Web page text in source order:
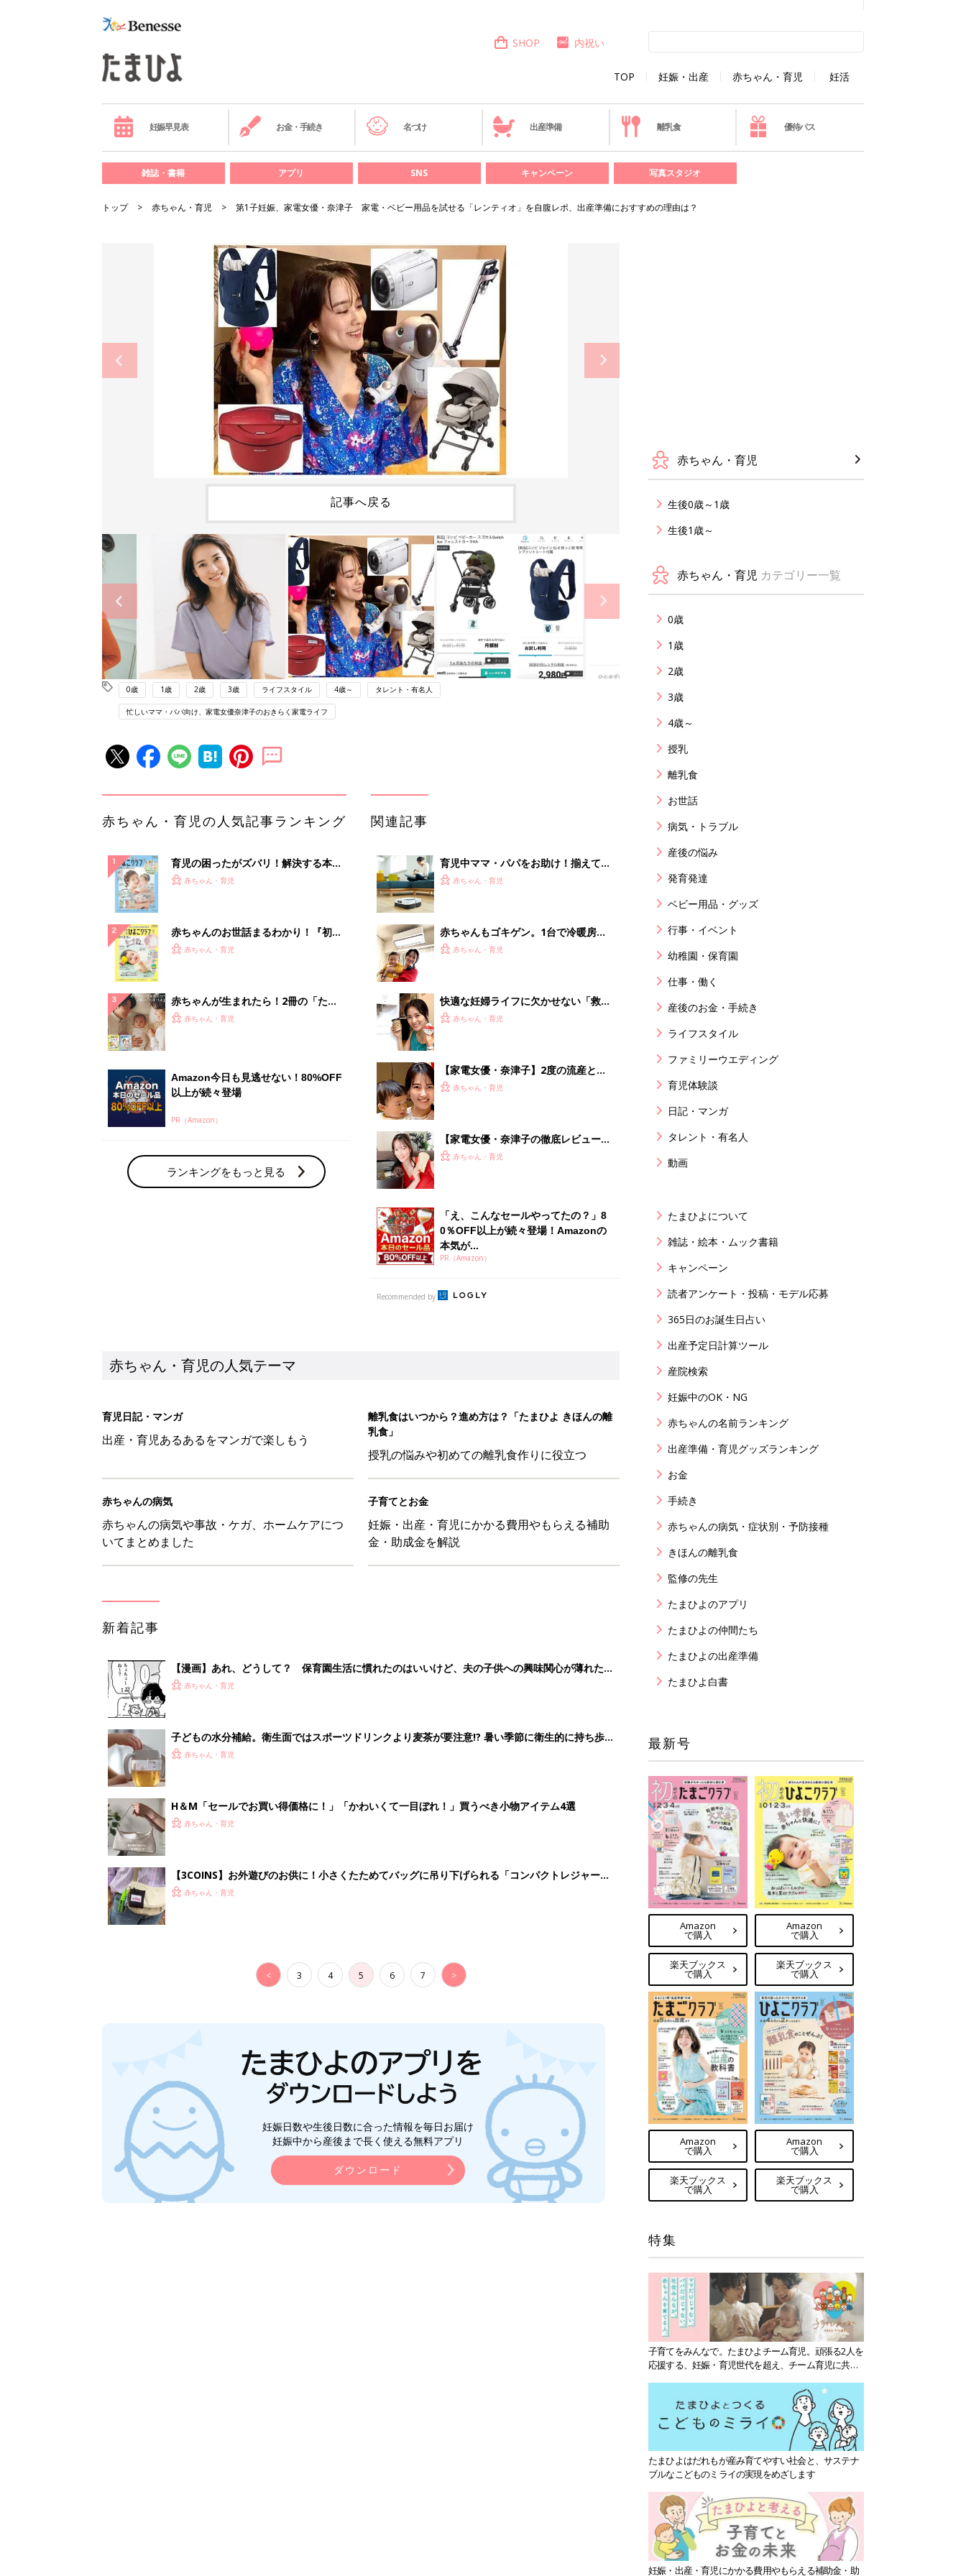
TOP 妊娠・出産 赤ちゃん・育児 妊活
SHOP 内祝い
妊娠早見表 お金・手続き 名づけ 出産準備 離乳食 優待パス
雑誌・書籍 アプリ SNS キャンペーン 写真スタジオ
トップ 赤ちゃん・育児 第1子妊娠、家電女優・奈津子 家電・ベビー用品を試せる「レンティオ」を自腹レポ、出産準備におすすめの理由は？
記事へ戻る
0歳 1歳 2歳 3歳 ライフスタイル 4歳～ タレント・有名人
忙しいママ・パパ向け、家電女優奈津子のおきらく家電ライフ
赤ちゃん・育児の人気記事ランキング
育児の困ったがズバリ！解決する本
『ひよこクラブ 夏号』 4カ月～2才
赤ちゃん・育児
赤ちゃんのお世話まるわかり！『初め
てのひよこクラブ 夏号』〈巻頭大特
解決テク
赤ちゃん・育児
赤ちゃんが生まれたら！2冊の「たま
ひよ」
赤ちゃん・育児
Amazon今日も見逃せない！80%OFF
以上が続々登場
PR（Amazon）
ランキングをもっと見る
関連記事
育児中ママ・パパをお助け！揃えてお
きたい家電5選
赤ちゃん・育児
赤ちゃんもゴキゲン。1台で冷暖房＋
「換気」が叶うエアコンの使い心地
赤ちゃん・育児
快適な妊婦ライフに欠かせない「救世
主家電ベスト3」を家電女優・奈津子
赤ちゃん・育児
【家電女優・奈津子】2度の流産と不
育症を経ての出産を振り返り。2歳児
赤ちゃん・育児
【家電女優・奈津子の徹底レビュー】
絶品！低糖質パン&生食パンを実現。
赤ちゃん・育児
「え、こんなセールやってたの？」8
0％OFF以上が続々登場！Amazonの
本気が...
PR（Amazon）
Recommended by
赤ちゃん・育児の人気テーマ
育児日記・マンガ
出産・育児あるあるをマンガで楽しもう
離乳食はいつから？進め方は？「たまひよ きほんの離
乳食」
授乳の悩みや初めての離乳食作りに役立つ
赤ちゃんの病気
赤ちゃんの病気や事故・ケガ、ホームケアにつ
いてまとめました
子育てとお金
妊娠・出産・育児にかかる費用やもらえる補助
金・助成金を解説
新着記事
【漫画】あれ、どうして？ 保育園生活に慣れたのはいいけど、夫の子供への興味関心が薄れた気
がする……！『ふうふう子育て ＃91』
赤ちゃん・育児
子どもの水分補給。衛生面ではスポーツドリンクより麦茶が要注意!? 暑い季節に衛生的に持ち歩
く3つのコツとは？【専門家監修】
赤ちゃん・育児
H＆М「セールでお買い得価格に！」「かわいくて一目ぼれ！」買うべき小物アイテム4選
赤ちゃん・育児
【3COINS】お外遊びのお供に！小さくたためてバッグに吊り下げられる「コンパクトレジャーシ
ート」
赤ちゃん・育児
< 3 4 5 6 7 >
妊娠日数や生後日数に合った情報を毎日お届け
妊娠中から産後まで長く使える無料アプリ
ダウンロード
赤ちゃん・育児
生後0歳～1歳
生後1歳～
赤ちゃん・育児 カテゴリー一覧
0歳
1歳
2歳
3歳
4歳～
授乳
離乳食
お世話
病気・トラブル
産後の悩み
発育発達
ベビー用品・グッズ
行事・イベント
幼稚園・保育園
仕事・働く
産後のお金・手続き
ライフスタイル
ファミリーウエディング
育児体験談
日記・マンガ
タレント・有名人
動画
たまひよについて
雑誌・絵本・ムック書籍
キャンペーン
読者アンケート・投稿・モデル応募
365日のお誕生日占い
出産予定日計算ツール
産院検索
妊娠中のOK・NG
赤ちゃんの名前ランキング
出産準備・育児グッズランキング
お金
手続き
赤ちゃんの病気・症状別・予防接種
きほんの離乳食
監修の先生
たまひよのアプリ
たまひよの仲間たち
たまひよの出産準備
たまひよ白書
最新号
Amazon
で購入
楽天ブックス
で購入
Amazon
で購入
楽天ブックス
で購入
Amazon
で購入
楽天ブックス
で購入
Amazon
で購入
楽天ブックス
で購入
特集
子育てをみんなで。たまひよチーム育児。頑張る2人を
応援する、妊娠・育児世代を超え、チーム育児に共感
たまひよはだれもが産み育てやすい社会と、サステナ
ブルなこどものミライの実現をめざします
妊娠・出産・育児にかかる費用やもらえる補助金・助